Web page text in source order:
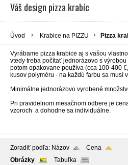
Váš design pizza krabíc
Úvod Krabice na PIZZU Pizza
Vyrábame pizza krabice aj s vašou
vtedy treba počítať jednorázovo s
potom opakovane používa (cca 100-400
kusov polyméru - na každú farbu sa musí
Minimálne jednorázovo vyrobené
Pri pravidelnom mesačnom odbere je
vzoroch a dohodne sa individuálne.
Zoradiť podľa: Názov
Cena
Obrázky
Tabuľka